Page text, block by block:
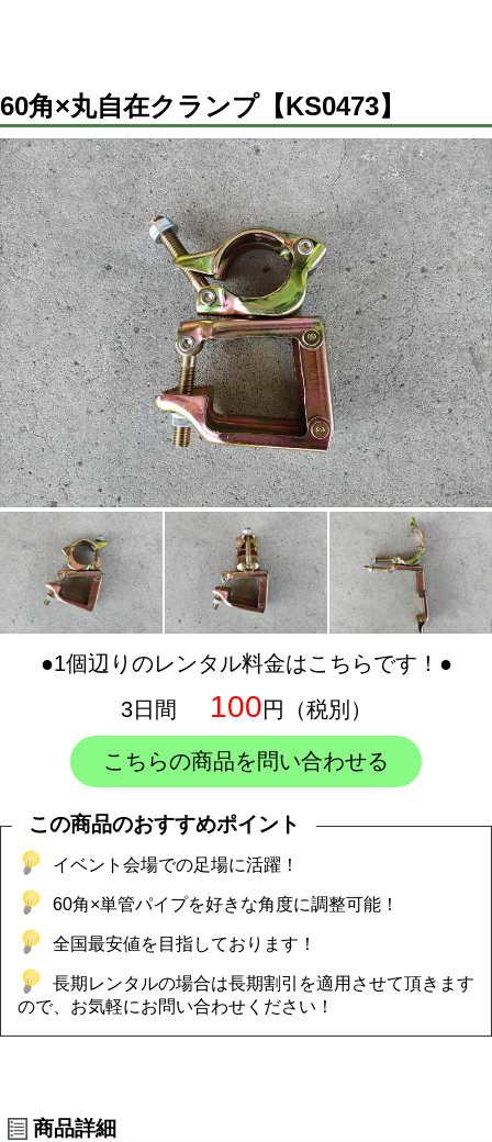
60角×丸自在クランプ【KS0473】
●1個辺りのレンタル料金はこちらです！●
3日間
100円（税別）
こちらの商品を問い合わせる
この商品のおすすめポイント
イベント会場での足場に活躍！
60角×単管パイプを好きな角度に調整可能！
全国最安値を目指しております！
長期レンタルの場合は長期割引を適用させて頂きます
ので、お気軽にお問い合わせください！
商品詳細